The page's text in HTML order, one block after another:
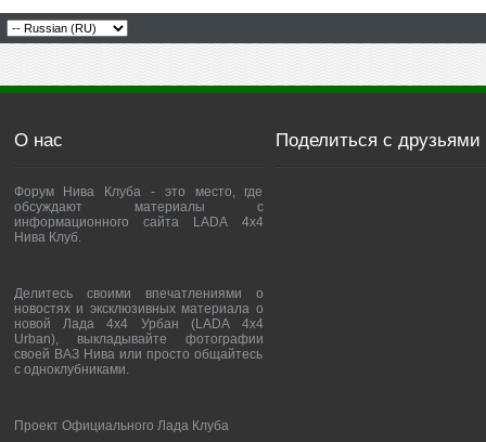
О нас
Форум Нива Клуба - это место, где
обсуждают материалы с
информационного сайта LADA 4x4
Нива Клуб.
Делитесь своими впечатлениями о
новостях и эксклюзивных материала о
новой Лада 4х4 Урбан (LADA 4x4
Urban), выкладывайте фотографии
своей ВАЗ Нива или просто общайтесь
с одноклубниками.
Проект Официального Лада Клуба
Поделиться с друзьями